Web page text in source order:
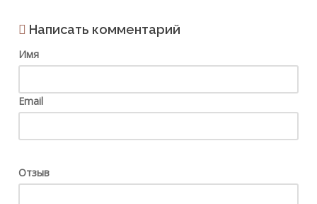
Написать комментарий
Имя
Email
Отзыв